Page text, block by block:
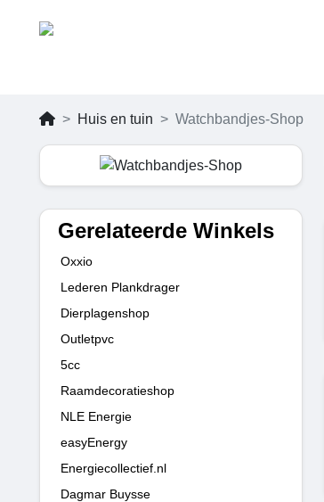
Huis en tuin Watchbandjes-Shop
Gerelateerde Winkels
Oxxio
Lederen Plankdrager
Dierplagenshop
Outletpvc
5cc
Raamdecoratieshop
NLE Energie
easyEnergy
Energiecollectief.nl
Dagmar Buysse